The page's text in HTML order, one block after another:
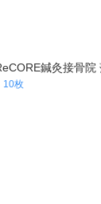
10枚